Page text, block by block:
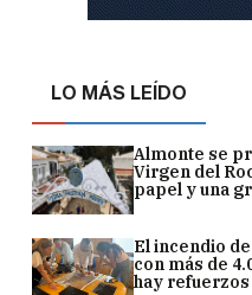
LO MÁS LEÍDO
Almonte se
Virgen del
papel y una
El incendio
con más de
hay refuerzos